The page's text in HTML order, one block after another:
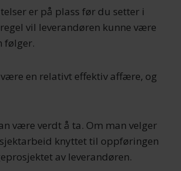
er på plass før du setter i
vil leverandøren kunne være
følger.
en relativt effektiv affære, og
være verdt å ta. Om man velger
knyttet til oppføringen
av leverandøren.